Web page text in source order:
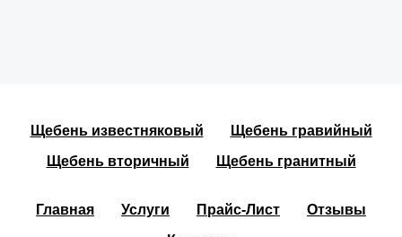
Щебень известняковый
Щебень гравийный
Щебень вторичный
Щебень гранитный
Главная Услуги Прайс-Лист
Отзывы